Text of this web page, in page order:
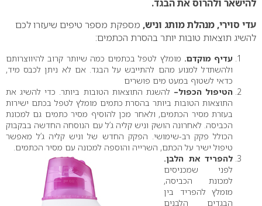
להישאר ולהרוס את הבגד.
עדי סוירי, מנהלת מותג וניש, מספקת מספר טיפים שיעזרו לכם
להשיג תוצאות טובות יותר בהסרת הכתמים:
עדיף מוקדם. מומלץ לטפל בכתמים כמה שיותר קרוב להיווצרותם
ולהשתדל למנוע מהם להתייבש על הבגד. אם לא ניתן לכבס מיד,
כדאי לשטוף במעט מים פושרים
הטיפול הכפול– להשגת התוצאות הטובות ביותר. כדי להשיג את
התוצאות הטובות ביותר בהסרת כתמים מומלץ לטפל בכתם ישירות
בעזרת מסיר הכתמים, ולאחר מכן להוסיף מסיר כתמים גם למכונת
הכביסה. לאחרונה הושק וניש קליה ג’ל עם הנוסחה החדשה בבקבוק
הכולל פקק רב-שימושי. הפקק החדש של וניש קליה ג’ל מאפשר
טיפול ישיר על הכתם, השרייה והוספה למכונה עם מסיר הכתמים.
להפריד את הלבן.
לפני שמכניסים
למכונת הכביסה,
מומלץ להפריד בין
הבגדים הלבנים